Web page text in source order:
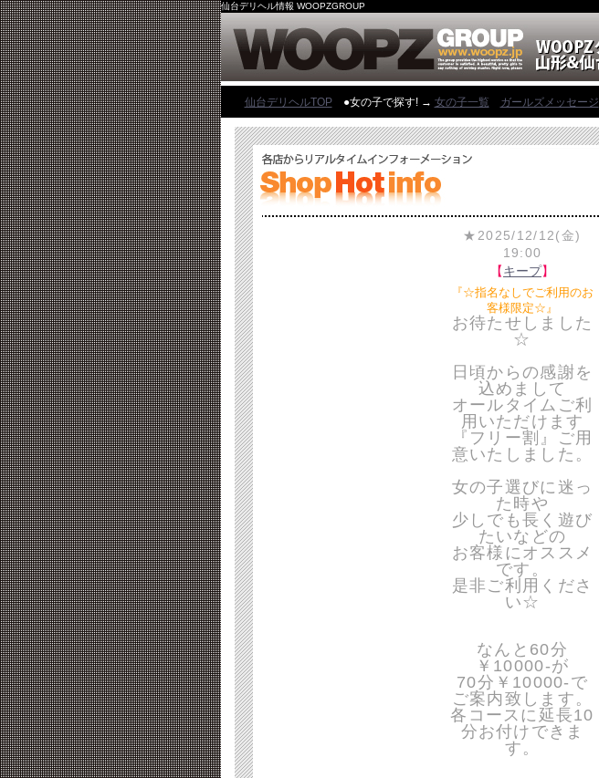
仙台デリヘル情報 WOOPZGROUP
仙台デリヘルTOP●女の子で探す! → 女の子一覧 ガールズメッセージ
★2025/12/12(金)
19:00
【キープ】
『☆指名なしでご利用のお
客様限定☆』
お待たせしました
☆
日頃からの感謝を
込めまして
オールタイムご利
用いただけます
『フリー割』ご用
意いたしました。
女の子選びに迷っ
た時や
少しでも長く遊び
たいなどの
お客様にオススメ
です。
是非ご利用くださ
い☆
なんと60分
￥10000-が
70分￥10000-で
ご案内致します。
各コースに延長10
分お付けできま
す。